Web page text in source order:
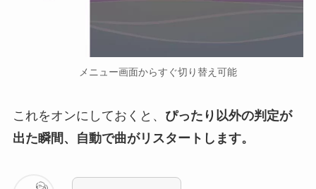
メニュー画面からすぐ切り替え可能
これをオンにしておくと、 ぴったり以外の判定が
出た瞬間、自動で曲がリスタートします。